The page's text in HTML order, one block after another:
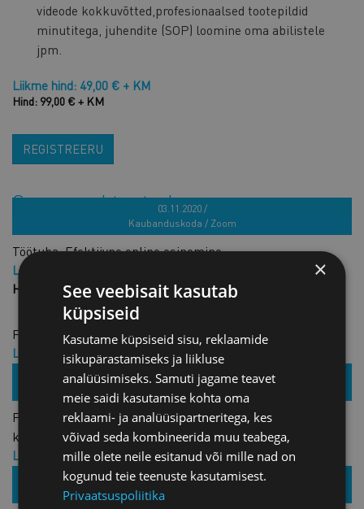
videode kokkuvõtted,profesionaalsed tootepildid
minutitega, juhendite (SOP) loomine oma abilistele
jpm.
Liikme hind: 49,00 € + KM
Hind: 99,00 € + KM
REGISTREERU
Sarnased tooted03.11.2020 /
Kaubanduskoda / Zoom
Töötuba: Efektiivne online esinemine
Liikme hind: 89,00 € + KM
Hind: 179,00 € + KM
Finantskoolitus firma võtmeisikutele I
Liikme hind: 275,00 € + KM
Hind: 550,00 € + KM
16.02.2022 /
Veebis
Praktilisi nõuandeid rikkumisest teavitamise kanali
käivitamiseks
Liikme hind: TASUTA
Hind: TASUTA
31.05.2022 /
×
See veebisait kasutab
küpsiseid
Kasutame küpsiseid sisu, reklaamide
isikupärastamiseks ja liikluse
analüüsimiseks. Samuti jagame teavet
meie saidi kasutamise kohta oma
reklaami- ja analüüsipartneritega, kes
võivad seda kombineerida muu teabega,
mille olete neile esitanud või mille nad on
kogunud teie teenuste kasutamisest.
Privaatsuspoliitika